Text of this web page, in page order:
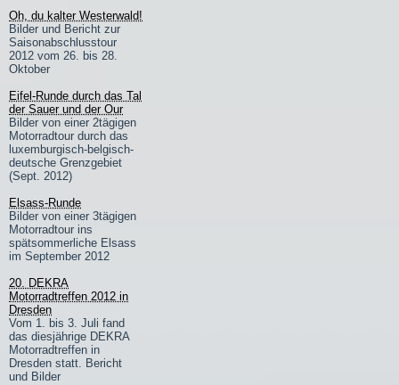
Oh, du kalter Westerwald!
Bilder und Bericht zur
Saisonabschlusstour
2012 vom 26. bis 28.
Oktober
Eifel-Runde durch das Tal
der Sauer und der Our
Bilder von einer 2tägigen
Motorradtour durch das
luxemburgisch-belgisch-
deutsche Grenzgebiet
(Sept. 2012)
Elsass-Runde
Bilder von einer 3tägigen
Motorradtour ins
spätsommerliche Elsass
im September 2012
20. DEKRA
Motorradtreffen 2012 in
Dresden
Vom 1. bis 3. Juli fand
das diesjährige DEKRA
Motorradtreffen in
Dresden statt. Bericht
und Bilder